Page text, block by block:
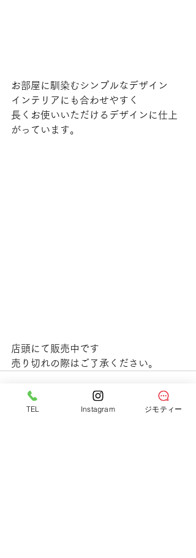
お部屋に馴染むシンプルなデザイン
インテリアにも合わせやすく
長くお使いいただけるデザインに仕上
がっています。
店頭にて販売中です
売り切れの際はご了承ください。
最新記事 すべて表示
TEL Instagram ジモティー